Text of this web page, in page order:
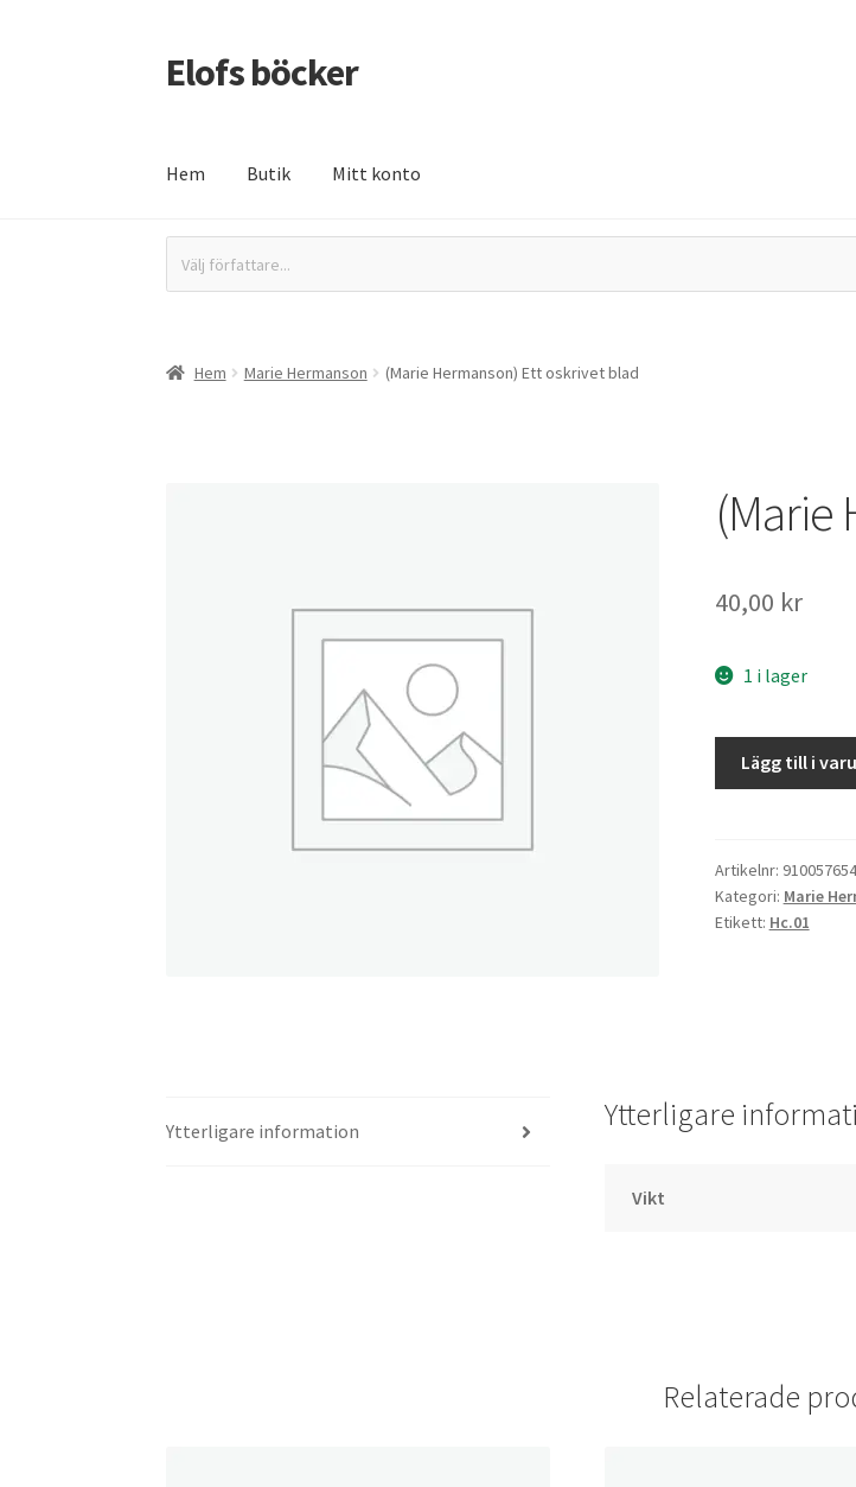
Hoppa
till
Hoppa
till
Elofs böcker
Hem Butik Mitt konto
Välj författare...
Hem Marie Hermanson (Marie Hermanson) Ett oskrivet blad
(Marie
40,00 kr
1 i lager
oskrivet
Lägg till i
Artikelnr:
Kategori: Marie
Etikett: Hc.01
Ytterligare information Ytterligare
Vikt
Relaterade